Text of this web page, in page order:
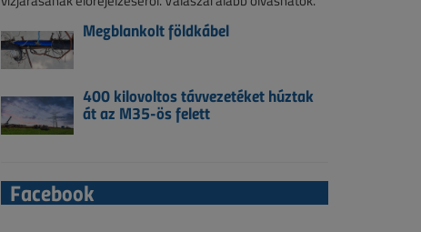
Megblankolt földkábel
400 kilovoltos távvezetéket húztak
át az M35-ös felett
Facebook